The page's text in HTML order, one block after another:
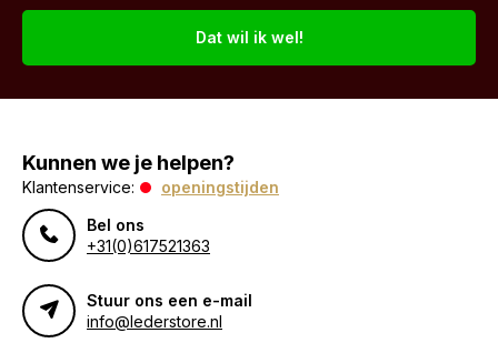
Dat wil ik wel!
Kunnen we je helpen?
Klantenservice:
openingstijden
Bel ons
+31(0)617521363
Stuur ons een e-mail
info@lederstore.nl